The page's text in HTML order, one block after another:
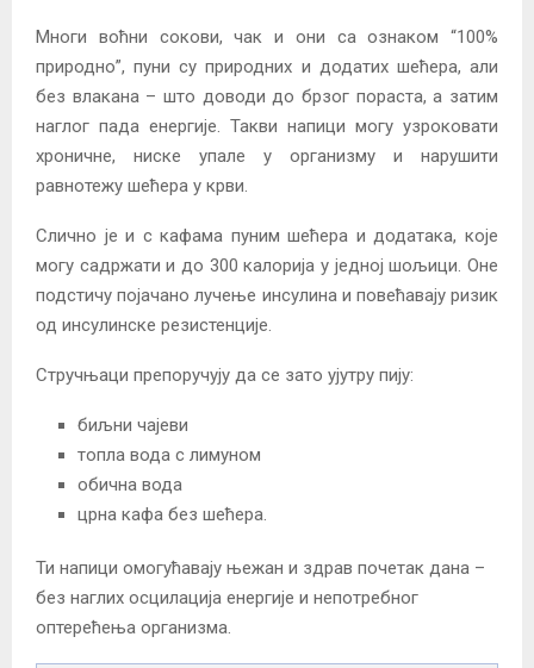
Многи воћни сокови, чак и они са ознаком “100%
природно”, пуни су природних и додатих шећера, али
без влакана – што доводи до брзог пораста, а затим
наглог пада енергије. Такви напици могу узроковати
хроничне, ниске упале у организму и нарушити
равнотежу шећера у крви.
Слично је и с кафама пуним шећера и додатака, које
могу садржати и до 300 калорија у једној шољици. Оне
подстичу појачано лучење инсулина и повећавају ризик
од инсулинске резистенције.
Стручњаци препоручују да се зато ујутру пију:
биљни чајеви
топла вода с лимуном
обична вода
црна кафа без шећера.
Ти напици омогућавају њежан и здрав почетак дана –
без наглих осцилација енергије и непотребног
оптерећења организма.